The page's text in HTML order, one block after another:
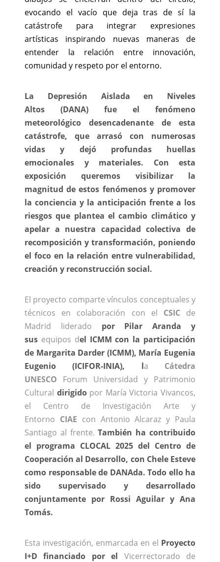
evocando el vacío que deja tras de sí la
catástrofe para integrar expresiones
artísticas inspirando nuevas maneras de
entender la relación entre innovación,
comunidad y respeto por el entorno.
La Depresión Aislada en Niveles
Altos (DANA) fue el fenómeno
meteorológico desencadenante de esta
catástrofe, que arrasó con numerosas
vidas y dejó profundas huellas
emocionales y materiales. Con esta
exposición queremos visibilizar la
magnitud de estos fenómenos y promover
la conciencia y la anticipación frente a los
riesgos que plantea el cambio climático y
apelar a nuestra capacidad colectiva de
recomposición y transformación, poniendo
el foco en la relación entre vulnerabilidad,
creación y reconstrucción social.
El proyecto compartevínculos conceptuales y
técnicos en colaboración con el CSICde
Madrid liderado por Pilar Aranda y
sus equipos del ICMM con la participación
de Margarita Darder (ICMM), María Eugenia
Eugenio (ICIFOR-INIA), la Cátedra
UNESCO Forum Universidad y Patrimonio
Cultural dirigidopor María Victoria Vivancos,
el Centro de Investigación Arte y
Entorno CIAE con Antonio Alcarazy Paula
Santiago al frente.También ha contribuido
el programa CLOCAL 2025 del Centro de
Cooperación al Desarrollo, con Chele Esteve
como responsablede DANAda. Todo ello ha
sido supervisado y desarrollado
conjuntamente por Rossi Aguilar y Ana
Tomás.
Esta investigación, enmarcada en el Proyecto‬
I+Dfinanciado por el Vicerrectorado de